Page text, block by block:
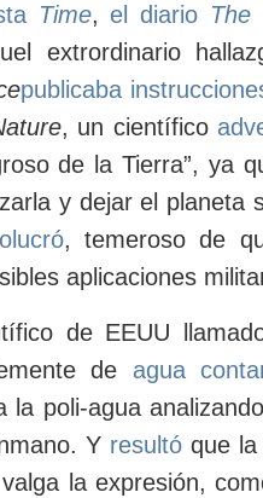
Time,el diario The
extrordinario
publicaba
, un científico
de la Tierra”, ya
y dejar el planeta
, temeroso de
aplicaciones
de EEUU
de agua
la poli-agua
Y resultó que
la expresión,